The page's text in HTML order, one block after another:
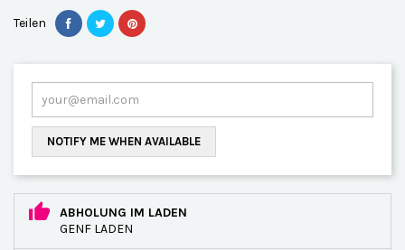
Teilen
NOTIFY ME WHEN AVAILABLE
ABHOLUNG IM LADEN
GENF LADEN